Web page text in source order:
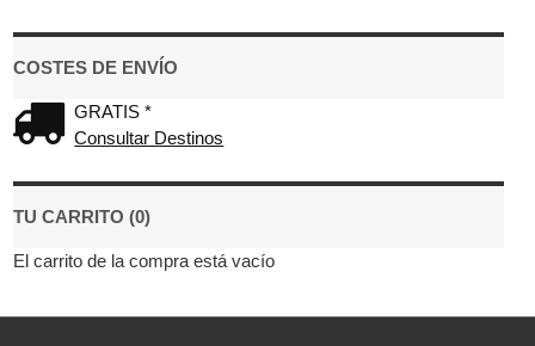
COSTES DE ENVÍO
GRATIS *
Consultar Destinos
TU CARRITO (0)
El carrito de la compra está vacío